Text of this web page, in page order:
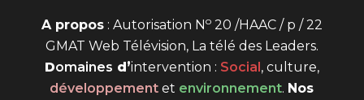
A propos: Autorisation N o20 /HAAC / p / 22
GMAT Web Télévision, La télé des Leaders.
Domaines d’intervention : Social , culture,
développement et environnement. Nos